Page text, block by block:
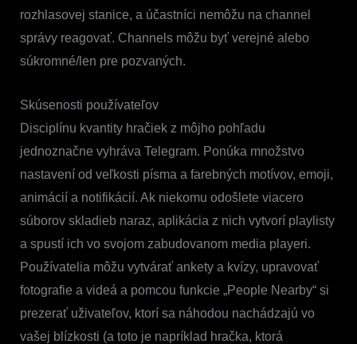
rozhlasovej stanice, a účastníci nemôžu na channel
správy reagovať. Channels môžu byť verejné alebo
súkromné/len pre pozvaných.
Skúsenosti používateľov
Disciplínu kvantity hračiek z môjho pohľadu
jednoznačne vyhráva Telegram. Ponúka množstvo
nastavení od veľkosti písma a farebných motívov, emoji,
animácií a notifikácií. Ak niekomu odošlete viacero
súborov skladieb naraz, aplikácia z nich vytvorí playlisty
a spustí ich vo svojom zabudovanom media playeri.
Používatelia môžu vytvárať ankety a kvízy, upravovať
fotografie a videá a pomcou funkcie „People Nearby“ si
prezerať uživateľov, ktorí sa náhodou nachádzajú vo
vašej blízkosti (a toto je napríklad hračka, ktorá